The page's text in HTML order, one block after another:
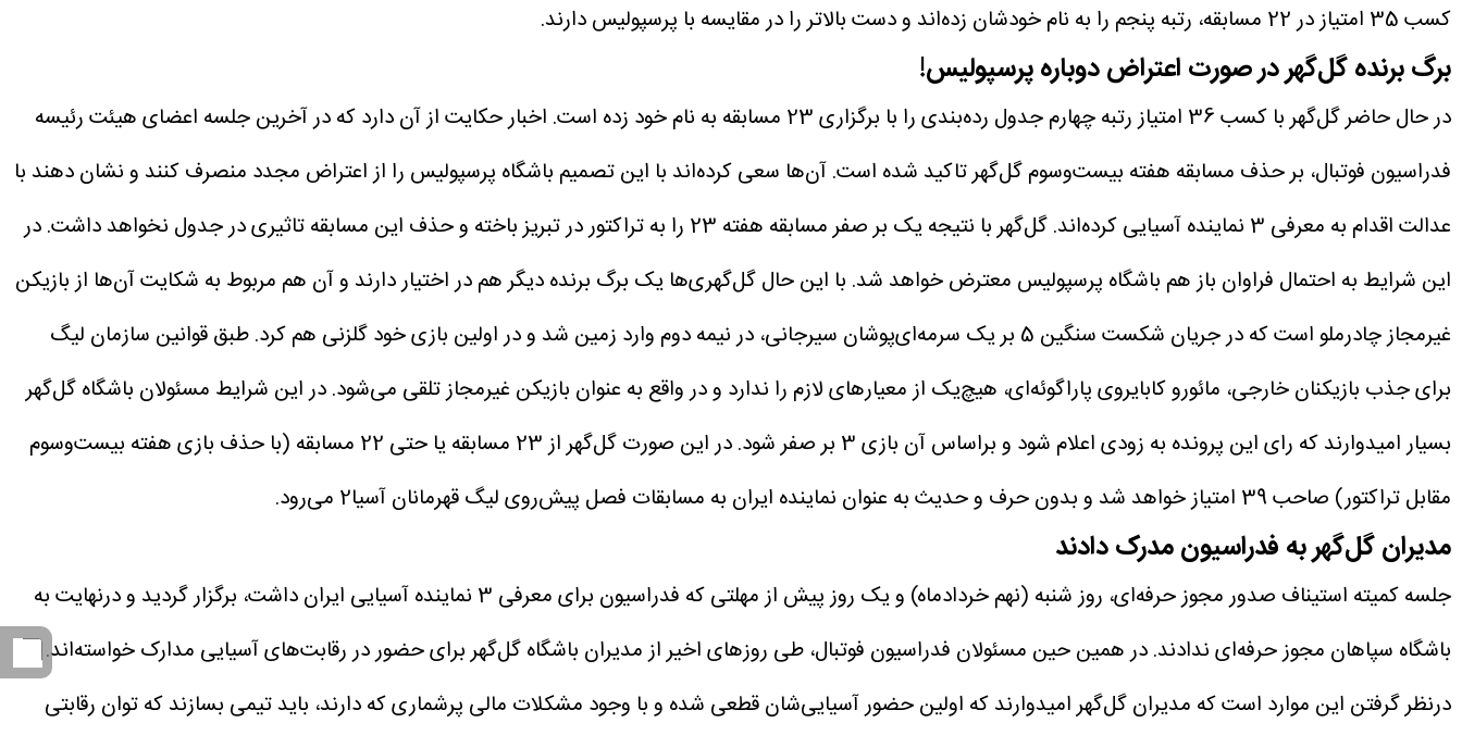
کسب 35 امتیاز در 22 مسابقه، رتبه پنجم را به نام خودشان زده‌اند و دست بالاتر را در مقایسه با پرسپولیس دارند.
برگ برنده گل‌گهر در صورت اعتراض دوباره پرسپولیس!
در حال حاضر گل‌گهر با کسب 36 امتیاز رتبه چهارم جدول رده‌بندی را با برگزاری 23 مسابقه به نام خود زده است. اخبار حکایت از آن دارد که در آخرین جلسه اعضای هیئت رئیسه
فدراسیون فوتبال، بر حذف مسابقه هفته بیست‌وسوم گل‌گهر تاکید شده است. آن‌ها سعی کرده‌اند با این تصمیم باشگاه پرسپولیس را از اعتراض مجدد منصرف کنند و نشان دهند با
عدالت اقدام به معرفی 3 نماینده آسیایی کرده‌اند. گل‌گهر با نتیجه یک بر صفر مسابقه هفته 23 را به تراکتور در تبریز باخته و حذف این مسابقه تاثیری در جدول نخواهد داشت. در
این شرایط به احتمال فراوان باز هم باشگاه پرسپولیس معترض خواهد شد. با این حال گل‌گهری‌ها یک برگ برنده دیگر هم در اختیار دارند و آن هم مربوط به شکایت آن‌ها از بازیکن
غیرمجاز چادرملو است که در جریان شکست سنگین 5 بر یک سرمه‌ای‌پوشان سیرجانی، در نیمه دوم وارد زمین شد و در اولین بازی خود گلزنی هم کرد.
طبق قوانین سازمان لیگ
برای جذب بازیکنان خارجی، مائورو کابایروی پاراگوئه‌ای، هیچ‌یک از معیارهای لازم را ندارد و در واقع به عنوان بازیکن غیرمجاز تلقی می‌شود. در این شرایط مسئولان باشگاه گل‌گهر
بسیار امیدوارند که رای این پرونده به زودی اعلام شود و براساس آن بازی 3 بر صفر شود. در این صورت گل‌گهر از 23 مسابقه یا حتی 22 مسابقه (با حذف بازی هفته بیست‌وسوم
مقابل تراکتور) صاحب 39 امتیاز خواهد شد و بدون حرف و حدیث به عنوان نماینده ایران به مسابقات فصل پیش‌روی لیگ قهرمانان آسیا2 می‌رود.
مدیران گل‌گهر به فدراسیون مدرک دادند
جلسه کمیته استیناف صدور مجوز حرفه‌ای، روز شنبه (نهم خردادماه) و یک روز پیش از مهلتی که فدراسیون برای معرفی 3 نماینده آسیایی ایران داشت، برگزار گردید و درنهایت به
باشگاه سپاهان مجوز حرفه‌ای ندادند. در همین حین مسئولان فدراسیون فوتبال، طی روزهای اخیر از مدیران باشگاه گل‌گهر برای حضور در رقابت‌های آسیایی مدارک خواسته‌اند. با
درنظر گرفتن این موارد است که مدیران گل‌گهر امیدوارند که اولین حضور آسیایی‌شان قطعی شده و با وجود مشکلات مالی پرشماری که دارند، باید تیمی بسازند که توان رقابتی